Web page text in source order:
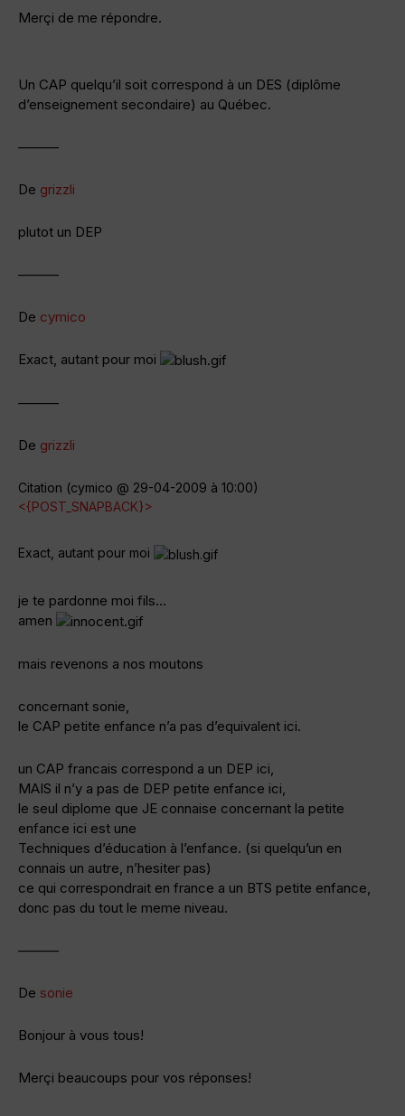
Merçi de me répondre.
Un CAP quelqu’il soit correspond à un DES (diplôme
d’enseignement secondaire) au Québec.
———
De grizzli
plutot un DEP
———
De cymico
Exact, autant pour moi
———
De grizzli
Citation (cymico @ 29-04-2009 à 10:00)
<{POST_SNAPBACK}>
Exact, autant pour moi
je te pardonne moi fils…
amen
mais revenons a nos moutons
concernant sonie,
le CAP petite enfance n’a pas d’equivalent ici.
un CAP francais correspond a un DEP ici,
MAIS il n’y a pas de DEP petite enfance ici,
le seul diplome que JE connaise concernant la petite
enfance ici est une
Techniques d’éducation à l’enfance. (si quelqu’un en
connais un autre, n’hesiter pas)
ce qui correspondrait en france a un BTS petite enfance,
donc pas du tout le meme niveau.
———
De sonie
Bonjour à vous tous!
Merçi beaucoups pour vos réponses!